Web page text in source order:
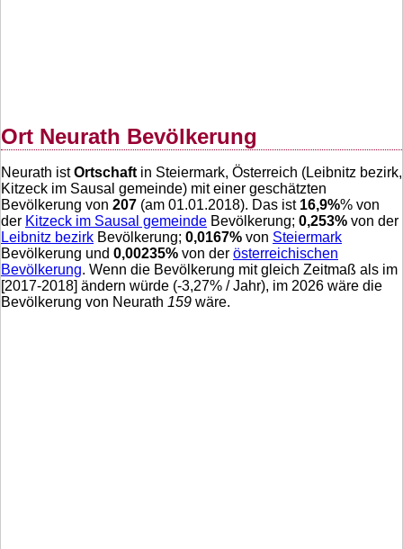
Ort Neurath Bevölkerung
Neurath istOrtschaft in Steiermark, Österreich (Leibnitz bezirk,
Kitzeck im Sausal gemeinde) mit einer geschätzten
Bevölkerung von 207 (am 01.01.2018). Das ist 16,9%% von
der Kitzeck im Sausal gemeinde Bevölkerung; 0,253% von der
Leibnitz bezirk Bevölkerung; 0,0167% von Steiermark
Bevölkerung und 0,00235% von der österreichischen
Bevölkerung. Wenn die Bevölkerung mit gleich Zeitmaß als im
[2017-2018] ändern würde (-3,27% / Jahr), im 2026 wäre die
Bevölkerung von Neurath 159 wäre.